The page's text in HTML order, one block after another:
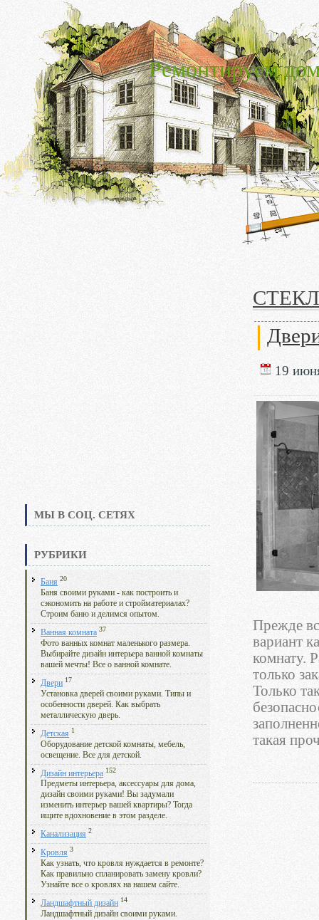
Ремонтируем
МЫ В СОЦ. СЕТЯХ
РУБРИКИ
Баня 20
Баня своими руками - как построить и
сэкономить на работе и стройматериалах?
Строим баню и делимся опытом.
Ванная комната 37
Фото ванных комнат маленького размера.
Выбирайте дизайн интерьера ванной комнаты
вашей мечты! Все о ванной комнате.
Двери 17
Установка дверей своими руками. Типы и
особенности дверей. Как выбрать
металлическую дверь.
Детская 1
Оборудование детской комнаты, мебель,
освещение. Все для детской.
Дизайн интерьера 152
Предметы интерьера, аксессуары для дома,
дизайн своими руками! Вы задумали
изменить интерьер вашей квартиры? Тогда
ищите вдохновение в этом разделе.
Канализация 2
Кровля 3
Как узнать, что кровля нуждается в ремонте?
Как правильно спланировать замену кровли?
Узнайте все о кровлях на нашем сайте.
Ландшафтный дизайн 14
Ландшафтный дизайн своими руками.
19
Прежде
вариант
комнату.
только
Только
такая